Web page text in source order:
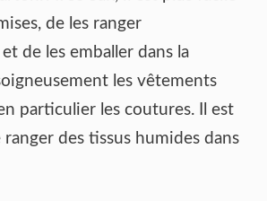
de les ranger
de les emballer dans la
les vêtements
particulier les coutures. Il est
des tissus humides dans